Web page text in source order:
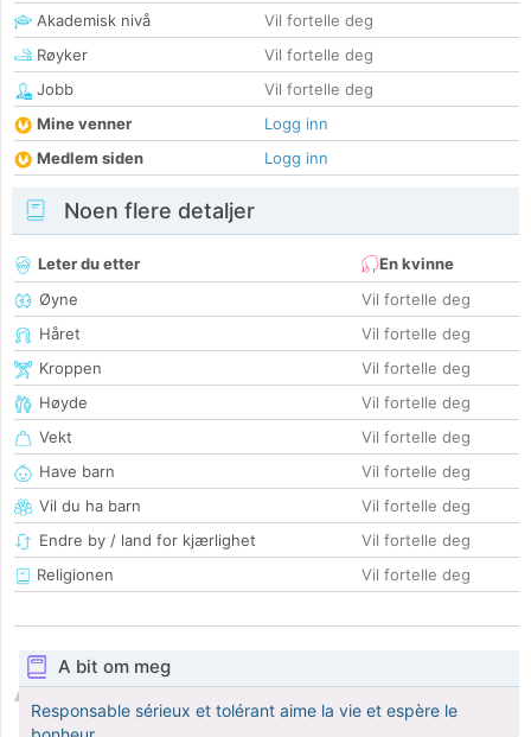
Akademisk nivå
Vil fortelle deg
Røyker
Vil fortelle deg
Jobb
Vil fortelle deg
Mine venner
Logg inn
Medlem siden
Logg inn
Noen flere detaljer
Leter du etter
En kvinne
Øyne
Vil fortelle deg
Håret
Vil fortelle deg
Kroppen
Vil fortelle deg
Høyde
Vil fortelle deg
Vekt
Vil fortelle deg
Have barn
Vil fortelle deg
Vil du ha barn
Vil fortelle deg
Endre by / land for kjærlighet
Vil fortelle deg
Religionen
Vil fortelle deg
A bit om meg
Responsable sérieux et tolérant aime la vie et espère le